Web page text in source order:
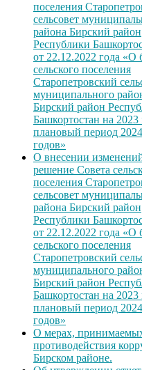
поселения
сельсовет
района Бирский район
Республики
от 22.12.2022 года «О
сельского поселения
Старопетровский
муниципального
Бирский район
Башкортостан на 2023
плановый период
годов»
О внесении
решение Совета
поселения
сельсовет
района Бирский район
Республики
от 22.12.2022 года «О
сельского поселения
Старопетровский
муниципального
Бирский район
Башкортостан на 2023
плановый период
годов»
О мерах,
противодействия
Бирском районе.